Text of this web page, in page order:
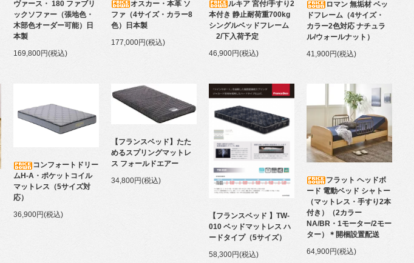
ヴァース・ 180 ファブリ
ックソファー（張地色・
木部色オーダー可能）日
本製
169,800円(税込)
オスカー・本革 ソ
ファ（4サイズ・カラー8
色）日本製
177,000円(税込)
ルキア 宮付/手すり2
本付き 静止耐荷重700kg
シングルベッドフレーム
2/下入荷予定
46,900円(税込)
ロマン 無垢材 ベッ
ドフレーム（4サイズ・
カラー2色対応 ナチュラ
ル/ウォールナット）
41,900円(税込)
コンフォートドリー
ムH-A・ポケットコイル
マットレス（5サイズ対
応）
36,900円(税込)
【フランスベッド】たた
めるスプリングマットレ
ス フォールドエアー
34,800円(税込)
【フランスベッド 】TW-
010 ベッドマットレス ハ
ードタイプ（5サイズ）
58,300円(税込)
フラット ヘッドボ
ード 電動ベッド シャトー
（マットレス・手すり2本
付き）（2カラー
NA/BR・1モーター/2モー
ター）＊開梱設置配送
64,900円(税込)